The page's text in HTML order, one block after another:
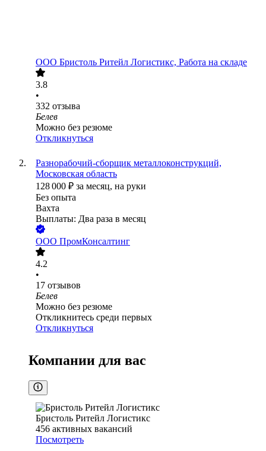
ООО Бристоль Ритейл Логистикс, Работа на складе
3.8
•
332 отзыва
Белев
Можно без резюме
Откликнуться
Разнорабочий-сборщик металлоконструкций,
Московская область
128 000 ₽ за месяц, на руки
Без опыта
Вахта
Выплаты: Два раза в месяц
ООО ПромКонсалтинг
4.2
•
17 отзывов
Белев
Можно без резюме
Откликнитесь среди первых
Откликнуться
Компании для вас
Бристоль Ритейл Логистикс
456 активных вакансий
Посмотреть